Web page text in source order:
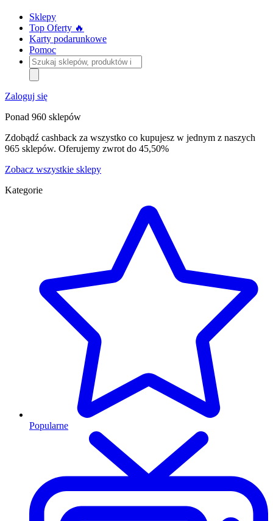
Sklepy
Top Oferty 🔥
Karty podarunkowe
Pomoc
Szukaj
sklepów,
produktów
i
kategorii
Zaloguj się
Ponad 960 sklepów
Zdobądź cashback za wszystko co kupujesz w jednym z naszych
965 sklepów. Oferujemy zwrot do 45,50%
Zobacz wszystkie sklepy
Kategorie
Popularne